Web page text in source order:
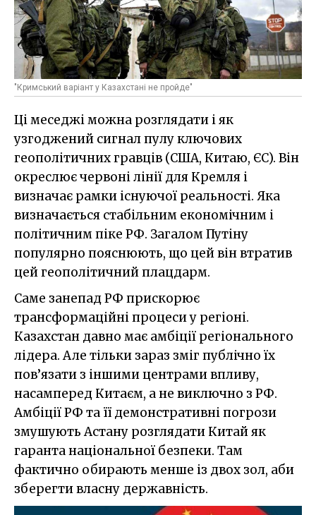
"Кримський варіант у Казахстані не пройде"
Ці меседжі можна розглядати і як
узгоджений сигнал пулу ключових
геополітичних гравців (США, Китаю, ЄС). Він
окреслює червоні лінії для Кремля і
визначає рамки існуючої реальності. Яка
визначається стабільним економічним і
політичним піке РФ. Загалом Путіну
популярно пояснюють, що цей він втратив
цей геополітичний плацдарм.
Саме занепад РФ прискорює
трансформаційні процеси у регіоні.
Казахстан давно має амбіції регіонального
лідера. Але тільки зараз зміг публічно їх
пов’язати з іншими центрами впливу,
насамперед Китаєм, а не виключно з РФ.
Амбіції РФ та її демонстративні погрози
змушують Астану розглядати Китай як
гаранта національної безпеки. Там
фактично обирають менше із двох зол, аби
зберегти власну державність.